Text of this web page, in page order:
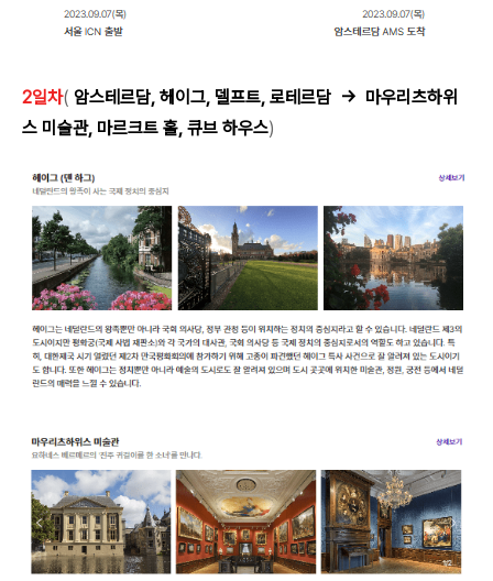
2일차( 암스테르담, 헤이그, 델프트, 로테르담 → 마우리츠하위
스 미술관, 마르크트 홀, 큐브 하우스)